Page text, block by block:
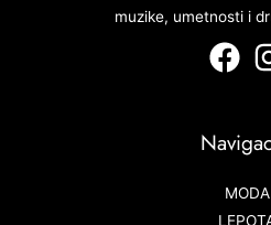
muzike, umetnosti i
MODA